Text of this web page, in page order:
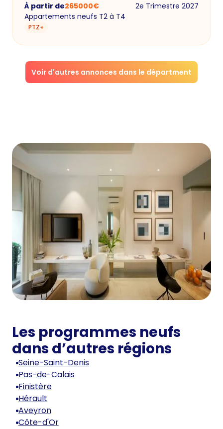
À partir de265000€
2e Trimestre 2027
Appartements neufs T2 à T4
PTZ+
Voir d'autres annonces dans le départment
Les programmes neufs
dans d’autres régions
Seine-Saint-Denis
Pas-de-Calais
Finistère
Hérault
Aveyron
Côte-d'Or